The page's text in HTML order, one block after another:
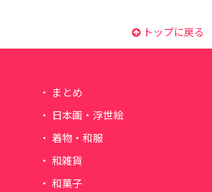
トップに戻る
まとめ
日本画・浮世絵
着物・和服
和雑貨
和菓子